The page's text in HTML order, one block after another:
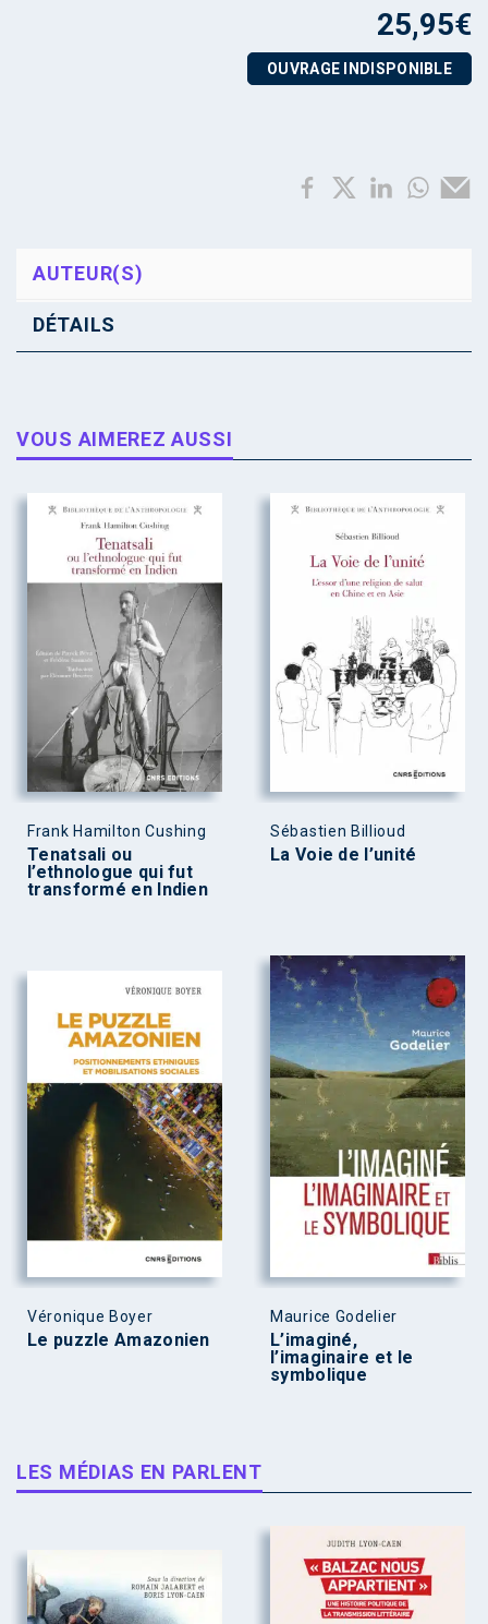
25,95€
OUVRAGE INDISPONIBLE
AUTEUR(S)
DÉTAILS
VOUS AIMEREZ AUSSI
Frank Hamilton Cushing
Tenatsali ou
l’ethnologue qui fut
transformé en Indien
Sébastien Billioud
La Voie de l’unité
Véronique Boyer
Le puzzle Amazonien
Maurice Godelier
L’imaginé,
l’imaginaire et le
symbolique
LES MÉDIAS EN PARLENT